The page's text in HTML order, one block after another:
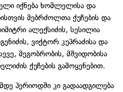
იქნება ხომლელისა და
მებრძოლთა ქუჩების და
ალექსიძის, სესილია
ვიქტორ კუპრაძისა და
მეგობრობის, მშვიდობისა
ქუჩების გამოყენებით.
პერიოდში კი გადაადგილება